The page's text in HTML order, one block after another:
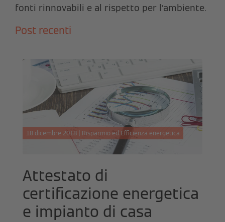
fonti rinnovabili e al rispetto per l’ambiente.
Post recenti
18 dicembre 2018 | Risparmio ed Efficienza energetica
Attestato di
certificazione energetica
e impianto di casa